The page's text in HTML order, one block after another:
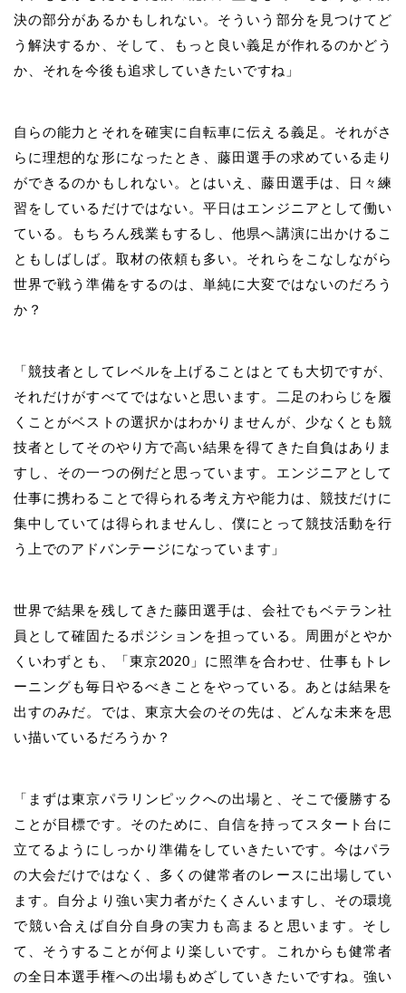
決の部分があるかもしれない。そういう部分を見つけてど
う解決するか、そして、もっと良い義足が作れるのかどう
か、それを今後も追求していきたいですね」
自らの能力とそれを確実に自転車に伝える義足。それがさ
らに理想的な形になったとき、藤田選手の求めている走り
ができるのかもしれない。とはいえ、藤田 選手は、日々練
習をしているだけではない。平日はエンジニアとして働い
ている。もちろん残業もするし、他県へ講演に出かけるこ
ともしばしば。取材の依頼も多い。それらをこなしながら
世界で戦う準備をするのは、単純に大変ではないのだろう
か？
「競技者としてレベルを上げることはとても大切ですが、
それだけがすべてではないと思います。二足のわらじを履
くことがベストの選択かはわかりませんが、少なくとも競
技者としてそのやり方で高い結果を得てきた自負はありま
すし、その一つの例だと思っています。エンジニアとして
仕事に携わることで得られる考え方や能力は、競技だけに
集中していては得られませんし、僕にとって競技活動を行
う上でのアドバンテージになっています」
世界で結果を残してきた藤田選手は、会社でもベテラン社
員として確固たるポジションを担っている。周囲がとやか
くいわずとも、「東京2020 」に照準を合わせ、仕事もトレ
ーニングも毎日やるべきことをやっている。あとは結果を
出すのみだ。では、東京大会のその先は、どんな未来を思
い描いているだろうか？
「まずは東京パラリンピックへの出場と、そこで優勝する
ことが目標です。そのために、自信を持ってスタート台に
立てるようにしっかり準備をしていきたいです。今はパラ
の大会だけではなく、多くの健常者のレースに出場してい
ます。自分より強い実力者がたくさんいますし、その環境
で競い合えば自分自身の実力も高まると思います。そし
て、そうすることが何より楽しいです。これからも健常者
の全日本選手権への出場もめざしていきたいですね。強い